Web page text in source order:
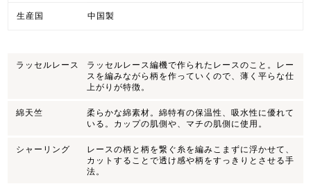
生産国 中国製
ラッセルレース
ラッセルレース編機で作られたレースのこと。レー
スを編みながら柄を作っていくので、薄く平らな仕
上がりが特徴。
綿天竺
柔らかな綿素材。綿特有の保温性、吸水性に優れて
いる。カップの肌側や、マチの肌側に使用。
シャーリング
レースの柄と柄を繋ぐ糸を編みこまずに浮かせて、
カットすることで透け感や柄をすっきりとさせる手
法。